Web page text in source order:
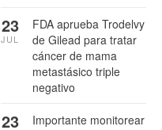
FDA aprueba Trodelvy
de Gilead para tratar
cáncer de mama
metastásico triple
negativo
23
JUL
Importante monitorear
23